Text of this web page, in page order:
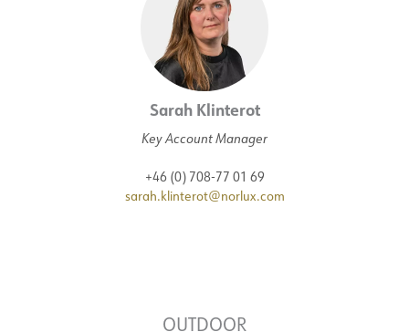
Sarah Klinterot
Key Account Manager
+46 (0) 708-77 01 69
sarah.klinterot@norlux.com
OUTDOOR